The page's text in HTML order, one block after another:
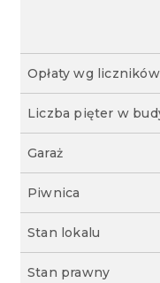
Opłaty wg liczników
Liczba pięter w
Garaż
Piwnica
Stan lokalu
Stan prawny